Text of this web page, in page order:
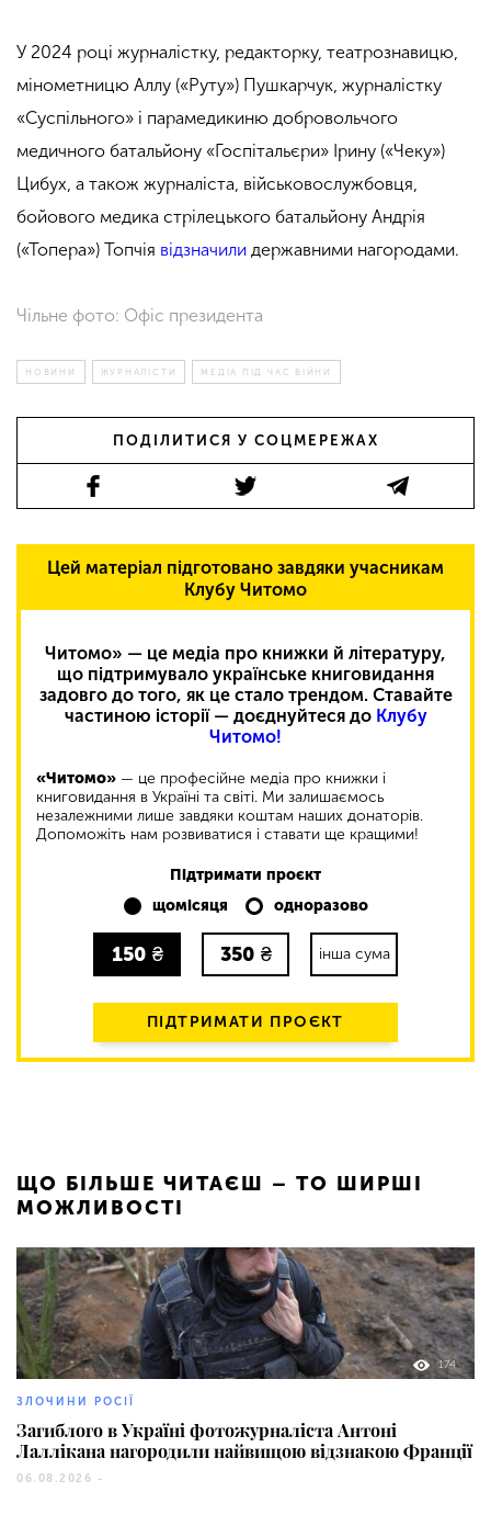
У 2024 році журналістку, редакторку, театрознавицю,
мінометницю Аллу («Руту») Пушкарчук, журналістку
«Суспільного» і парамедикиню добровольчого
медичного батальйону «Госпітальєри» Ірину («Чеку»)
Цибух, а також журналіста, військовослужбовця,
бойового медика стрілецького батальйону Андрія
(«Топера») Топчія відзначили державними нагородами.
Чільне фото: Офіс президента
НОВИНИ ЖУРНАЛІСТИ МЕДІА ПІД ЧАС ВІЙНИ
ПОДІЛИТИСЯ У СОЦМЕРЕЖАХ
Цей матеріал підготовано завдяки учасникам
Клубу Читомо
Читомо» — це медіа про книжки й літературу,
що підтримувало українське книговидання
задовго до того, як це стало трендом. Ставайте
частиною історії — доєднуйтеся до Клубу
Читомо!
«Читомо» — це професійне медіа про книжки і
книговидання в Україні та світі. Ми залишаємось
незалежними лише завдяки коштам наших донаторів.
Допоможіть нам розвиватися і ставати ще кращими!
Підтримати проєкт
щомісяця
одноразово
150 ₴ 350 ₴ інша сума
ПІДТРИМАТИ ПРОЄКТ
ЩО БІЛЬШЕ ЧИТАЄШ – ТО ШИРШІ
МОЖЛИВОСТІ
174
ЗЛОЧИНИ РОСІЇ
Загиблого в Україні фотожурналіста Антоні
Лаллікана нагородили найвищою відзнакою Франції
06.08.2026 -